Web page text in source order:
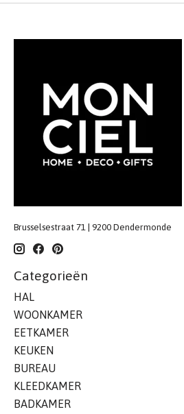
Brusselsestraat 71 | 9200 Dendermonde
Categorieën
HAL
WOONKAMER
EETKAMER
KEUKEN
BUREAU
KLEEDKAMER
BADKAMER